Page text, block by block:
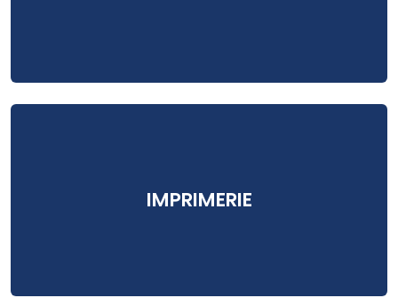
IMPRIMERIE